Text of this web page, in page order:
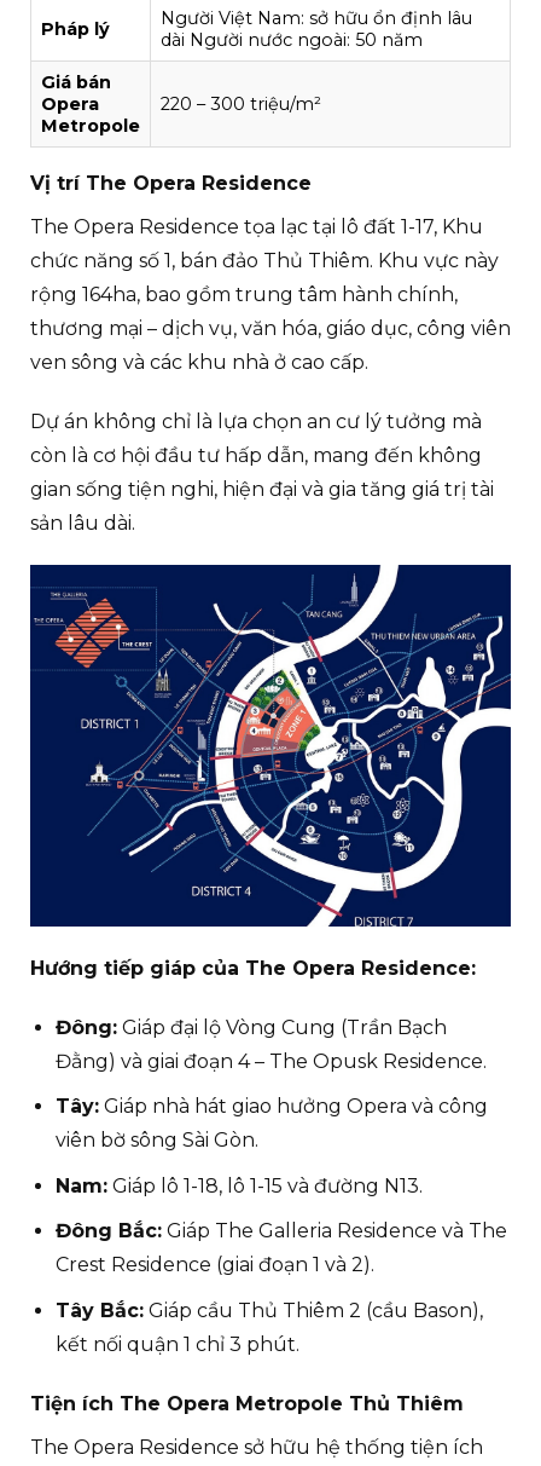
Pháp lý
Người Việt Nam: sở hữu ổn định lâu
dài Người nước ngoài: 50 năm
Giá bán
Opera
Metropole
220 – 300 triệu/m²
Vị trí The Opera Residence
The Opera Residence tọa lạc tại lô đất 1-17, Khu
chức năng số 1, bán đảo Thủ Thiêm. Khu vực này
rộng 164ha, bao gồm trung tâm hành chính,
thương mại – dịch vụ, văn hóa, giáo dục, công viên
ven sông và các khu nhà ở cao cấp.
Dự án không chỉ là lựa chọn an cư lý tưởng mà
còn là cơ hội đầu tư hấp dẫn, mang đến không
gian sống tiện nghi, hiện đại và gia tăng giá trị tài
sản lâu dài.
Hướng tiếp giáp của The Opera Residence:
Đông:Giáp đại lộ Vòng Cung (Trần Bạch
Đằng) và giai đoạn 4 – The Opusk Residence.
Tây:Giáp nhà hát giao hưởng Opera và công
viên bờ sông Sài Gòn.
Nam:Giáp lô 1-18, lô 1-15 và đường N13.
Đông Bắc:Giáp The Galleria Residence và The
Crest Residence (giai đoạn 1 và 2).
Tây Bắc:Giáp cầu Thủ Thiêm 2 (cầu Bason),
kết nối quận 1 chỉ 3 phút.
Tiện ích The Opera Metropole Thủ Thiêm
The Opera Residence sở hữu hệ thống tiện ích